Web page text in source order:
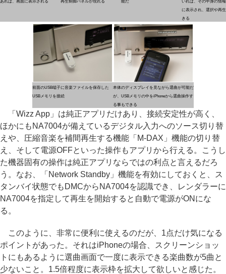
あれば、画面に表示される
再生制御パネルが現れる
能だ
いれば、その中身の情
に表示され、選択や再
きる
前面のUSB端子に音楽ファイルを保存した
USBメモリを接続
本体のディスプレイを見ながら選曲が可能だ
が、USBメモリの中をiPhoneから選曲操作す
る事もできる
「Wizz App」は純正アプリだけあり、接続安定性が高く、
ほかにもNA7004が備えているデジタル入力へのソース切り替
えや、圧縮音楽を補間再生する機能「M-DAX」機能の切り替
え、そして電源OFFといった操作もアプリから行える。こうし
た機器固有の操作は純正アプリならではの利点と言えるだろ
う。なお、「Network Standby」機能を有効にしておくと、ス
タンバイ状態でもDMCからNA7004を認識でき、レンダラーに
NA7004を指定して再生を開始すると自動で電源がONにな
る。
このように、非常に便利に使えるのだが、1点だけ気になる
ポイントがあった。それはiPhoneの場合、スクリーンショッ
トにもあるように選曲画面で一度に表示できる楽曲数が5曲と
少ないこと。1.5倍程度に表示枠を拡大して欲しいと感じた。